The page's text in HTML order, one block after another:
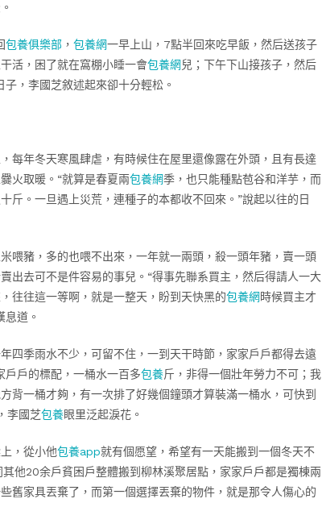
包養俱樂部 ， 包養網一早上山，7點半回來吃早飯，然后送孩子
活，困了就在窩棚小睡一會包養網兒；下午下山接孩子，然后
，李國芝敘述起來卻十分輕松。
每年冬天寒風肆虐，有時候住在屋里還像露在外頭，且有長達
火取暖。“就算是春夏兩包養網季，也只能種點苞谷和洋芋，而
斤。一旦遇上災荒，連種子的本都收不回來。”說起以往的日
喂豬，多的也喂不出來，一年就一兩頭，殺一頭年豬，賣一頭
出去可不是件容易的事兒。“得事先聯系買主，然后得請人一大
往往這一等啊，就是一整天，盼到天快黑的包養網時候買主才
息道。
年四季雨水不少，可留不住，一到天干時節，家家戶戶都得去遠
戶戶的標配，一桶水一百多包養斤，非得一個壯年勞力不可；我
背一桶才夠，有一次排了好幾個鐘頭才算裝滿一桶水，可快到
李國芝包養眼里泛起淚花。
，從小他包養app就有個愿望，希望有一天能搬到一個冬天不
他20余戶貧困戶整體搬到柳林溪聚居點，家家戶戶都是獨棟兩
舊家具丟棄了，而第一個選擇丟棄的物件，就是那令人傷心的